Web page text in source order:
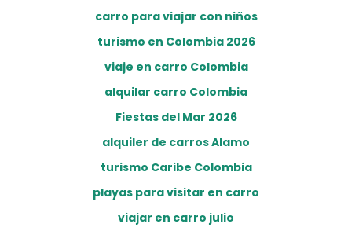
carro para viajar con niños
turismo en Colombia 2026
viaje en carro Colombia
alquilar carro Colombia
Fiestas del Mar 2026
alquiler de carros Alamo
turismo Caribe Colombia
playas para visitar en carro
viajar en carro julio